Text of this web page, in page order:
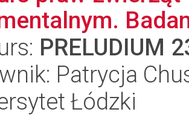
PRELUDIUM
Patrycja
Łódzki